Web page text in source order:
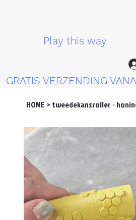
Play this way
GRATIS VERZENDING
HOME > tweedekansroller -